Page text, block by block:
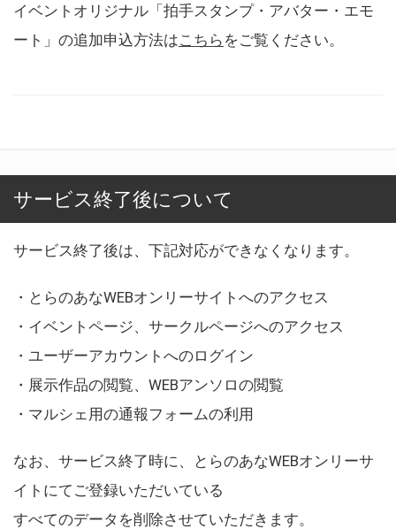
イベントオリジナル「拍手スタンプ・アバター・エモ
ート」の追加申込方法はこちら をご覧ください。
サービス終了後について
サービス終了後は、下記対応ができなくなります。
・とらのあなWEBオンリーサイトへのアクセス
・イベントページ、サークルページへのアクセス
・ユーザーアカウントへのログイン
・展示作品の閲覧、WEBアンソロの閲覧
・マルシェ用の通報フォームの利用
なお、サービス終了時に、とらのあなWEBオンリーサ
イトにてご登録いただいている
すべてのデータを削除させていただきます。